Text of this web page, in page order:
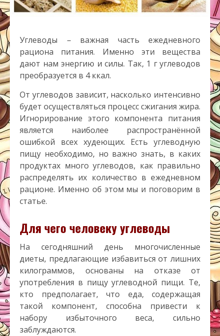
Углеводы – важная часть ежедневного
рациона питания. Именно эти вещества
дают нам энергию и силы. Так, 1 г углеводов
преобразуется в 4 ккал.
От углеводов зависит, насколько интенсивно
будет осуществляться процесс сжигания жира.
Игнорирование этого компонента питания
является наиболее распространённой
ошибкой всех худеющих. Есть углеводную
пищу необходимо, но важно знать, в каких
продуктах много углеводов, как правильно
распределять их количество в ежедневном
рационе. Именно об этом мы и поговорим в
статье.
Для чего человеку углеводы
На сегодняшний день многочисленные
диеты, предлагающие избавиться от лишних
килограммов, основаны на отказе от
употребления в пищу углеводной пищи. Те,
кто предполагает, что еда, содержащая
такой компонент, способна привести к
набору избыточного веса, сильно
заблуждаются.